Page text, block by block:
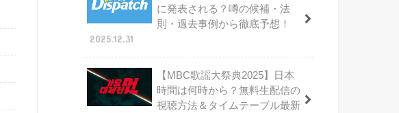
に発表される？噂の候補・法
則・過去事例から徹底予想！
2025.12.31
【MBC歌謡大祭典2025】日本
時間は何時から？無料生配信の
視聴方法＆タイムテーブル最新